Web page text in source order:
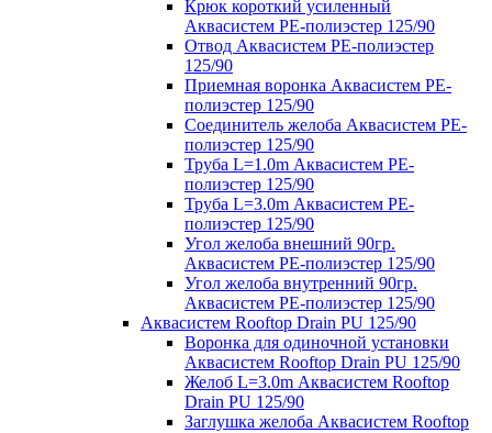
Крюк короткий усиленный
Аквасистем PE-полиэстер 125/90
Отвод Аквасистем РЕ-полиэстер
125/90
Приемная воронка Аквасистем PE-
полиэстер 125/90
Соединитель желоба Аквасистем PE-
полиэстер 125/90
Труба L=1.0m Аквасистем PE-
полиэстер 125/90
Труба L=3.0m Аквасистем PE-
полиэстер 125/90
Угол желоба внешний 90гр.
Аквасистем PE-полиэстер 125/90
Угол желоба внутренний 90гр.
Аквасистем PE-полиэстер 125/90
Аквасистем Rooftop Drain PU 125/90
Воронка для одиночной установки
Аквасистем Rooftop Drain PU 125/90
Желоб L=3.0m Аквасистем Rooftop
Drain PU 125/90
Заглушка желоба Аквасистем Rooftop